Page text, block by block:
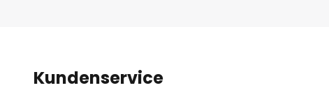
Kundenservice